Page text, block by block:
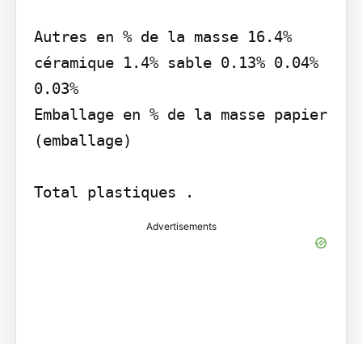
Autres en % de la masse 16.4%
céramique 1.4% sable 0.13% 0.04%
0.03%
Emballage en % de la masse papier
(emballage)
Advertisements